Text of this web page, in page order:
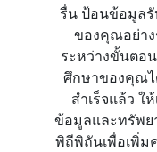
รื่น ป้อนข้อมูลรั
ของคุณอย่าง
ระหว่างขั้นตอ
ศึกษาของคุณไ
สําเร็จแล้ว
ข้อมูลและทรัพย
พิถีพิถันเพื่อเพิ่ม